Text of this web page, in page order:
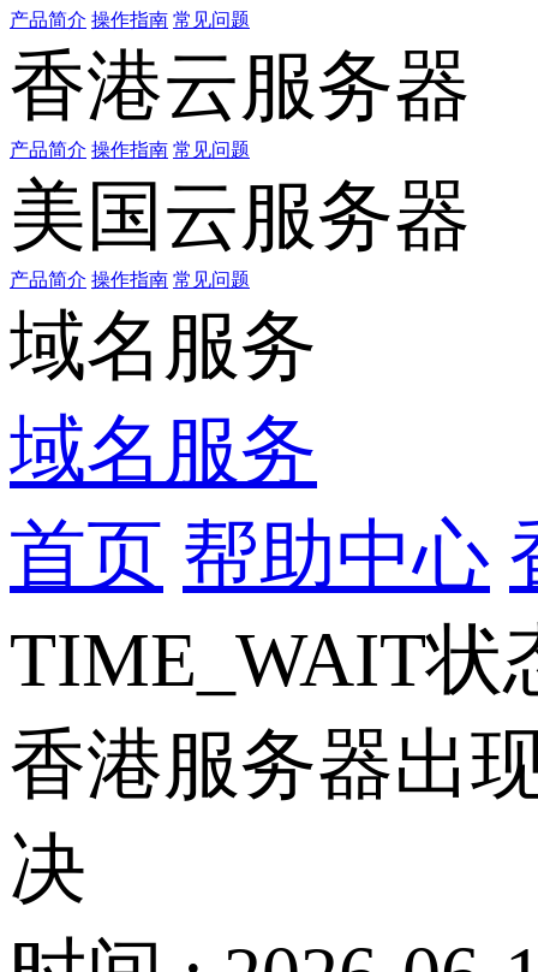
产品简介 操作指南 常见问题
香港云服务器
产品简介 操作指南 常见问题
美国云服务器
产品简介 操作指南 常见问题
域名服务
域名服务
首页 帮助中心
TIME_WAIT状
香港服务器出
决